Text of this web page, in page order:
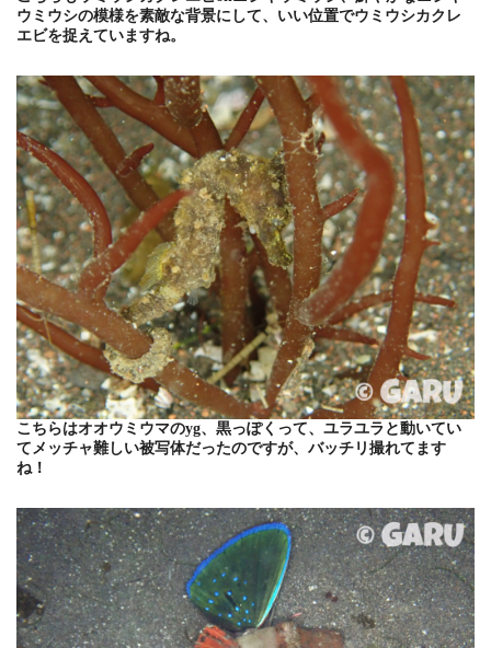
ウミウシの模様を素敵な背景にして、いい位置でウミウシカクレ
エビを捉えていますね。
こちらはオオウミウマのyg、黒っぽくって、ユラユラと動いてい
てメッチャ難しい被写体だったのですが、バッチリ撮れてます
ね！